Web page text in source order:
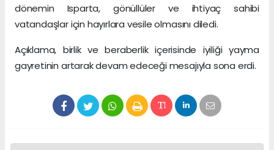
dönemin Isparta, gönüllüler ve ihtiyaç sahibi
vatandaşlar için hayırlara vesile olmasını diledi.
Açıklama, birlik ve beraberlik içerisinde iyiliği yayma
gayretinin artarak devam edeceği mesajıyla sona erdi.